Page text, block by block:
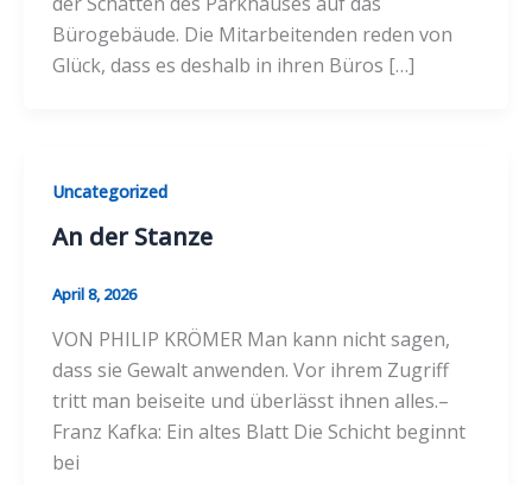
Bürogebäude. Die Mitarbeitenden reden von
Glück, dass es deshalb in ihren Büros […]
Uncategorized
An der Stanze
April 8, 2026
VON PHILIP KRÖMER Man kann nicht sagen,
dass sie Gewalt anwenden. Vor ihrem Zugriff
tritt man beiseite und überlässt ihnen alles.–
Franz Kafka: Ein altes Blatt Die Schicht beginnt
bei